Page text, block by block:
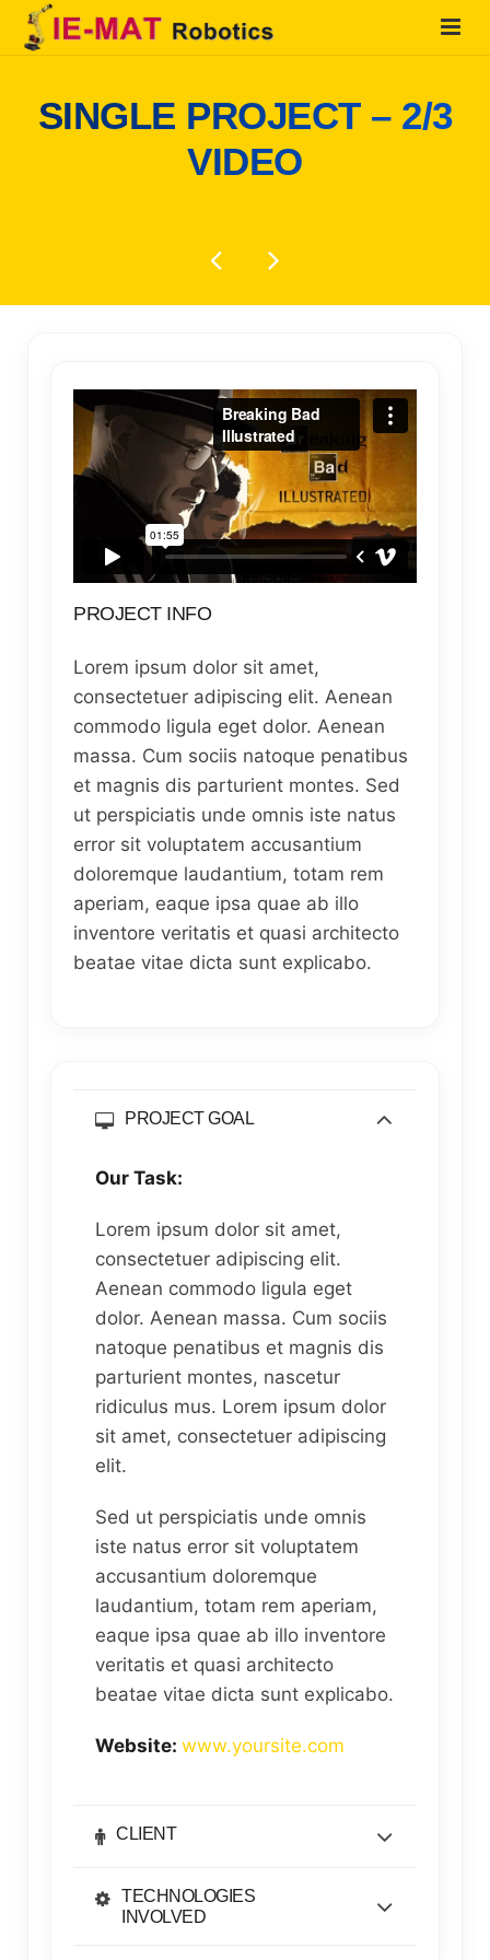
QUIENES SOMOS
SINGLE PROJECT – 2/3
VIDEO
PROJECT INFO
Lorem ipsum dolor sit amet,
consectetuer adipiscing elit. Aenean
commodo ligula eget dolor. Aenean
massa. Cum sociis natoque penatibus
et magnis dis parturient montes. Sed
ut perspiciatis unde omnis iste natus
error sit voluptatem accusantium
doloremque laudantium, totam rem
aperiam, eaque ipsa quae ab illo
inventore veritatis et quasi architecto
beatae vitae dicta sunt explicabo.
PROJECT GOAL
Our Task:
Lorem ipsum dolor sit amet,
consectetuer adipiscing elit.
Aenean commodo ligula eget
dolor. Aenean massa. Cum sociis
natoque penatibus et magnis dis
parturient montes, nascetur
ridiculus mus. Lorem ipsum dolor
sit amet, consectetuer adipiscing
elit.
Sed ut perspiciatis unde omnis
iste natus error sit voluptatem
accusantium doloremque
laudantium, totam rem aperiam,
eaque ipsa quae ab illo inventore
veritatis et quasi architecto
beatae vitae dicta sunt explicabo.
Website: www.yoursite.com
CLIENT
TECHNOLOGIES
INVOLVED